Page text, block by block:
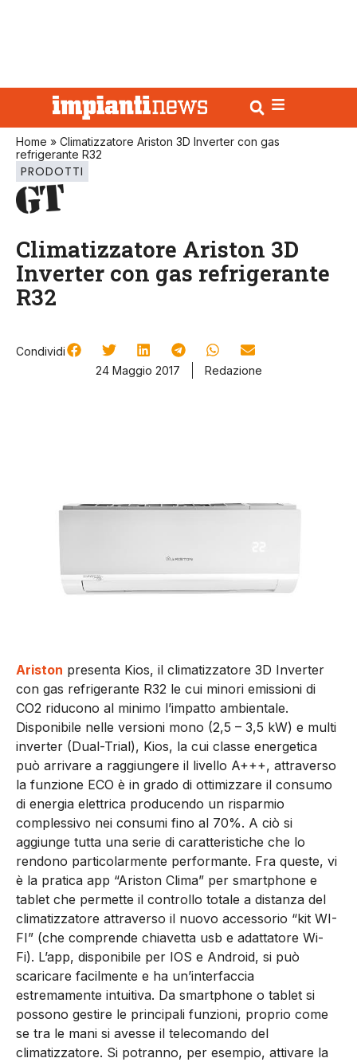
Home » Climatizzatore Ariston 3D Inverter con gas
refrigerante R32
PRODOTTI
Climatizzatore Ariston 3D
Inverter con gas refrigerante
R32
Condividi
24 Maggio 2017
Redazione
Ariston presenta Kios, il climatizzatore 3D Inverter
con gas refrigerante R32 le cui minori emissioni di
CO2 riducono al minimo l’impatto ambientale.
Disponibile nelle versioni mono (2,5 – 3,5 kW) e multi
inverter (Dual-Trial), Kios, la cui classe energetica
può arrivare a raggiungere il livello A+++, attraverso
la funzione ECO è in grado di ottimizzare il consumo
di energia elettrica producendo un risparmio
complessivo nei consumi fino al 70%. A ciò si
aggiunge tutta una serie di caratteristiche che lo
rendono particolarmente performante. Fra queste, vi
è la pratica app “Ariston Clima” per smartphone e
tablet che permette il controllo totale a distanza del
climatizzatore attraverso il nuovo accessorio “kit WI-
FI” (che comprende chiavetta usb e adattatore Wi-
Fi). L’app, disponibile per IOS e Android, si può
scaricare facilmente e ha un’interfaccia
estremamente intuitiva. Da smartphone o tablet si
possono gestire le principali funzioni, proprio come
se tra le mani si avesse il telecomando del
climatizzatore. Si potranno, per esempio, attivare la